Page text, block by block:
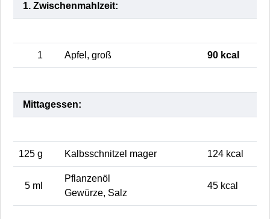
1. Zwischenmahlzeit:
1 Apfel, groß 90 kcal
Mittagessen:
125 g Kalbsschnitzel mager 124 kcal
5 ml
Pflanzenöl
Gewürze, Salz
45 kcal